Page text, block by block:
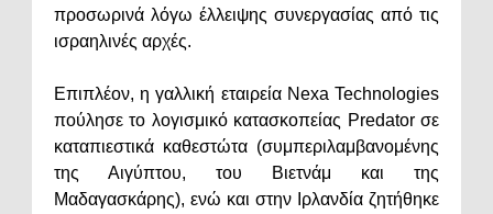
προσωρινά λόγω έλλειψης συνεργασίας από τις
ισραηλινές αρχές.
Επιπλέον, η γαλλική εταιρεία Nexa Technologies
πούλησε το λογισμικό κατασκοπείας Predator σε
καταπιεστικά καθεστώτα (συμπεριλαμβανομένης
της Αιγύπτου, του Βιετνάμ και της
Μαδαγασκάρης), ενώ και στην Ιρλανδία ζητήθηκε